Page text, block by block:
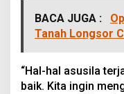
BACA JUGA :
Tanah Longsor
“Hal-hal asusila
baik. Kita ingin